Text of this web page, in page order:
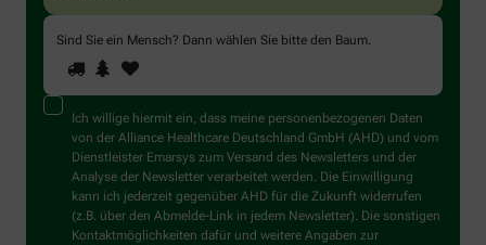
Sind Sie ein Mensch? Dann wählen Sie bitte den Baum
Sie
ein
Mensch?
Dann
wählen
Sie
bitte
den
Baum.
1 2
Ich willige hiermit ein, dass meine personenbezogenen Daten
von der Alliance Healthcare Deutschland GmbH (AHD) und vom
Dienstleister Emarsys zum Versand des Newsletters und der
Analyse der Newsletter verarbeitet werden. Die Einwilligung
kann ich jederzeit gegenüber AHD für die Zukunft widerrufen
(z.B. über den Abmelde-Link in jedem Newsletter). Die sonstigen
Kontaktmöglichkeiten dafür und weitere Angaben zur